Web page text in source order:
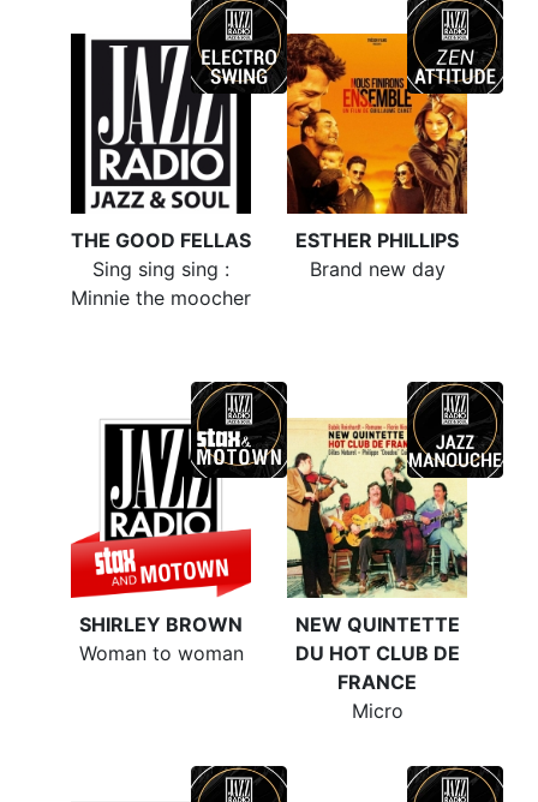
THE GOOD FELLAS
Sing sing sing :
Minnie the moocher
ESTHER PHILLIPS
Brand new day
SHIRLEY BROWN
Woman to woman
NEW QUINTETTE
DU HOT CLUB DE
FRANCE
Micro